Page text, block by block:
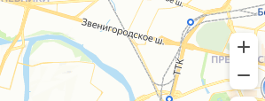
через любой удобный
Telegram